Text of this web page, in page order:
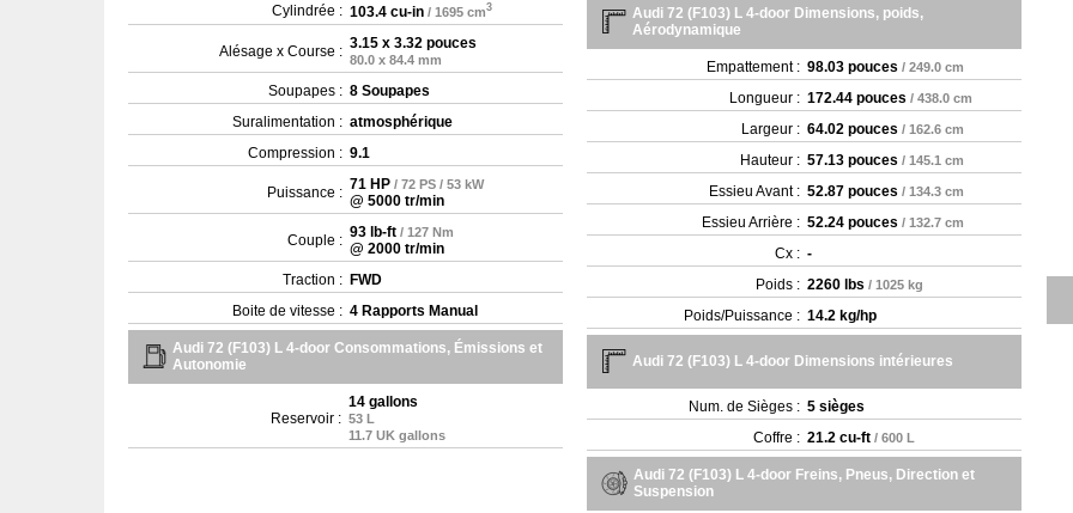
Cylindrée : 103.4 cu-in / 1695 cm3
Alésage x Course : 3.15 x 3.32 pouces
80.0 x 84.4 mm
Soupapes : 8 Soupapes
Suralimentation : atmosphérique
Compression : 9.1
Puissance : 71 HP / 72 PS / 53 kW
@ 5000 tr/min
Couple : 93 lb-ft / 127 Nm
@ 2000 tr/min
Traction : FWD
Boite de vitesse : 4 Rapports Manual
Audi 72 (F103) L 4-door Consommations, Émissions et
Autonomie
Reservoir :
14 gallons
53 L
11.7 UK gallons
Audi 72 (F103) L 4-door Dimensions, poids,
Aérodynamique
Empattement : 98.03 pouces / 249.0 cm
Longueur : 172.44 pouces / 438.0 cm
Largeur : 64.02 pouces / 162.6 cm
Hauteur : 57.13 pouces / 145.1 cm
Essieu Avant : 52.87 pouces / 134.3 cm
Essieu Arrière : 52.24 pouces / 132.7 cm
Cx : -
Poids : 2260 lbs / 1025 kg
Poids/Puissance : 14.2 kg/hp
Audi 72 (F103) L 4-door Dimensions intérieures
Num. de Sièges : 5 sièges
Coffre : 21.2 cu-ft / 600 L
Audi 72 (F103) L 4-door Freins, Pneus, Direction et
Suspension